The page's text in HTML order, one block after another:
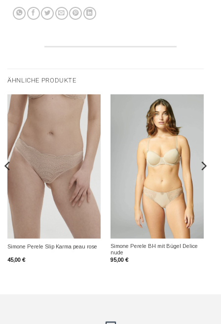
ÄHNLICHE PRODUKTE
Simone Perele Slip Karma peau rose
45,00 €
Simone Perele BH mit Bügel Delice
nude
95,00 €